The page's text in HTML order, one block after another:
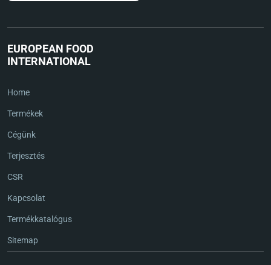
EUROPEAN FOOD
INTERNATIONAL
Home
Termékek
Cégünk
Terjesztés
CSR
Kapcsolat
Termékkatalógus
Sitemap